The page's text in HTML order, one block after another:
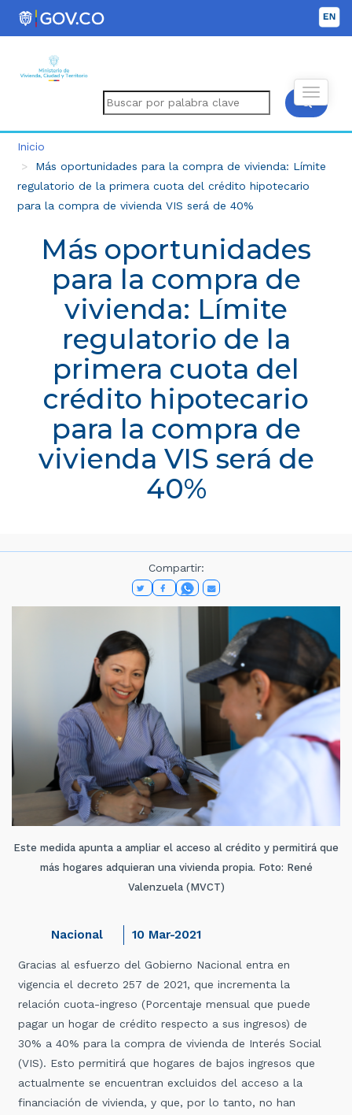
Inicio
Más oportunidades para la compra de vivienda: Límite
regulatorio de la primera cuota del crédito hipotecario
para la compra de vivienda VIS será de 40%
Más oportunidades
para la compra de
vivienda: Límite
regulatorio de la
primera cuota del
crédito hipotecario
para la compra de
vivienda VIS será de
40%
Compartir:
Este medida apunta a ampliar el acceso al crédito y permitirá que
más hogares adquieran una vivienda propia. Foto: René
Valenzuela (MVCT)
Nacional 10 Mar-2021
Gracias al esfuerzo del Gobierno Nacional entra en
vigencia el decreto 257 de 2021, que incrementa la
relación cuota-ingreso (Porcentaje mensual que puede
pagar un hogar de crédito respecto a sus ingresos) de
30% a 40% para la compra de vivienda de Interés Social
(VIS). Esto permitirá que hogares de bajos ingresos que
actualmente se encuentran excluidos del acceso a la
financiación de vivienda, y que, por lo tanto, no han